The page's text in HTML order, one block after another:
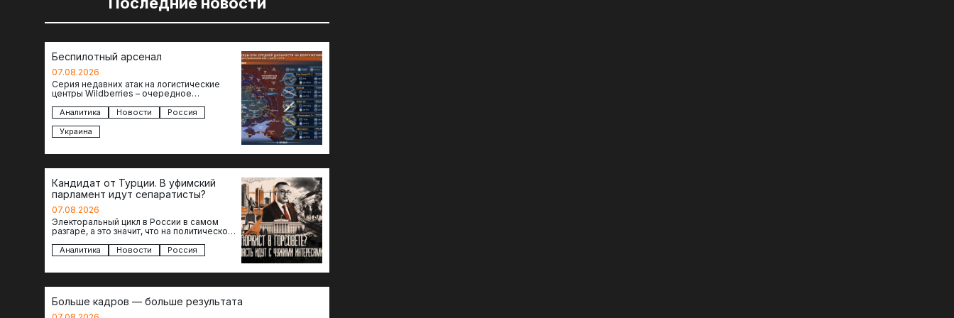
Беспилотный арсенал
07.08.2026
Серия недавних атак на логистические
центры Wildberries – очередное
российского тыла. И суть здесь даже не…
Аналитика Новости
Россия
Украина
Кандидат от Турции. В уфимский
парламент идут сепаратисты?
07.08.2026
Электоральный цикл в России в самом
разгаре, а это значит, что на политическое
сомнительной репутацией….
Аналитика Новости Россия
Больше кадров — больше результата